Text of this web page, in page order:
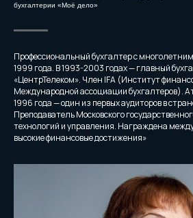
бухгалтерии «Моё дело»
Профессиональный бухгалтер с
1999 года. В 1993-2003 годах — главный
«ЦентрТелеком». Член IFA (Институт
Международной ассоциации бухгалтеров).
1996 года — один из первых аудиторов в
Преподаватель Московского
технологий и управления. Награждена
высокие финансовые достижения»